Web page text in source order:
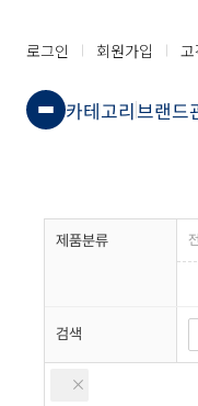
로그인 회원가입 고
카테고리브랜드
제품분류
검색